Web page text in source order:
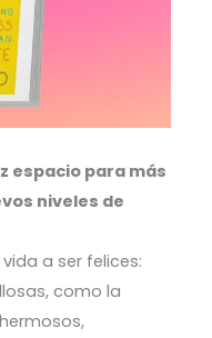
espacio para más
niveles de
a ser felices:
como la